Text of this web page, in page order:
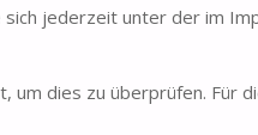
sich jederzeit unter der im
um dies zu überprüfen. Für